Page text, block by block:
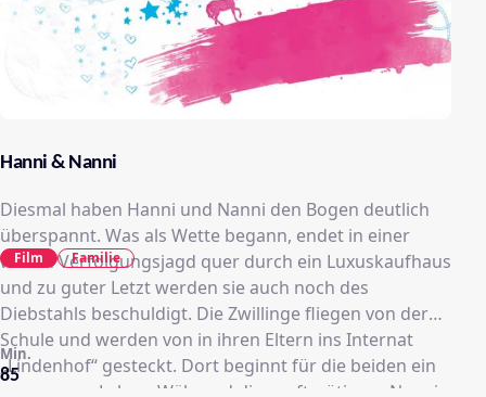
Hanni & Nanni
Diesmal haben Hanni und Nanni den Bogen deutlich
überspannt. Was als Wette begann, endet in einer
wilden Verfolgungsjagd quer durch ein Luxuskaufhaus
und zu guter Letzt werden sie auch noch des
Diebstahls beschuldigt. Die Zwillinge fliegen von der
Schule und werden von in ihren Eltern ins Internat
„Lindenhof“ gesteckt. Dort beginnt für die beiden ein
ganz neues Leben. Während die sanftmütigere Nanni
85
Min.
Film Familie